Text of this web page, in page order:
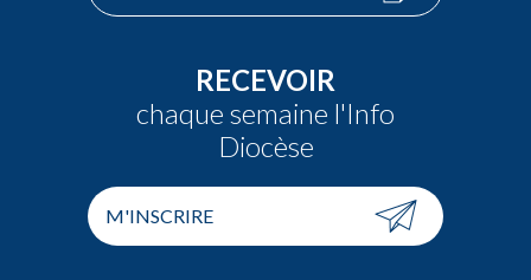
RECEVOIR
chaque semaine l'Info
Diocèse
M'INSCRIRE